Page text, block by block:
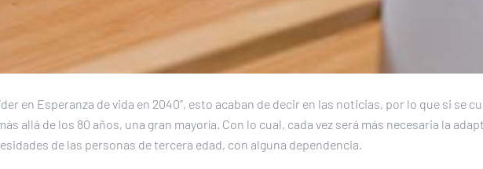
en Esperanza de vida en 2040”, esto acaban de decir en las noticias, por lo que si se
allá de los 80 años, una gran mayoría. Con lo cual, cada vez será más necesaria la
de las personas de tercera edad, con alguna dependencia.